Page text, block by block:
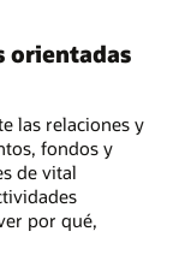
orientadas
las relaciones y
fondos y
de vital
por qué,